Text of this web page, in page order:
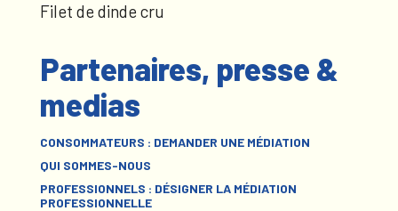
Filet de dinde cru
Partenaires, presse &
medias
CONSOMMATEURS : DEMANDER UNE MÉDIATION
QUI SOMMES-NOUS
PROFESSIONNELS : DÉSIGNER LA MÉDIATION
PROFESSIONNELLE